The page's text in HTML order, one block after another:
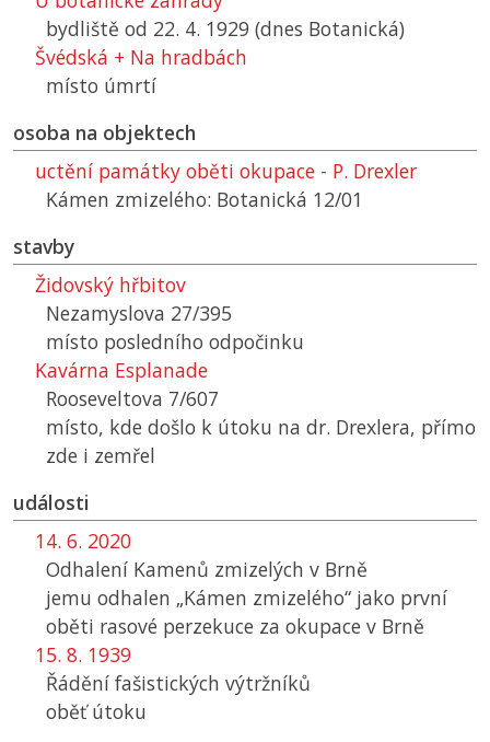
bydliště od 22. 4. 1929 (dnes Botanická)
Švédská + Na hradbách
místo úmrtí
osoba na objektech
uctění památky oběti okupace - P. Drexler
Kámen zmizelého: Botanická 12/01
stavby
Židovský hřbitov
Nezamyslova 27/395
místo posledního odpočinku
Kavárna Esplanade
Rooseveltova 7/607
místo, kde došlo k útoku na dr. Drexlera, přímo
zde i zemřel
události
14. 6. 2020
Odhalení Kamenů zmizelých v Brně
jemu odhalen „Kámen zmizelého“ jako první
oběti rasové perzekuce za okupace v Brně
15. 8. 1939
Řádění fašistických výtržníků
oběť útoku